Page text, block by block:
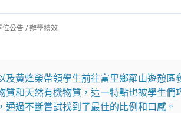
位公告 / 辦學績效
黃烽榮帶領學生前往富里鄉羅山遊憩區
和天然有機物質，這一特點也被學生們
過不斷嘗試找到了最佳的比例和口感。